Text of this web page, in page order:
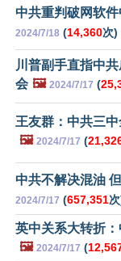
中共重判破网软
2024/7/18 (14,360次)
川普副手直指中
会 🖼️ 2024/7/17 (
王友群：中共三
🖼️ 2024/7/17 (
中共不解决混油
2024/7/17 (657,351
英中关系大转折
🖼️ 2024/7/17 (